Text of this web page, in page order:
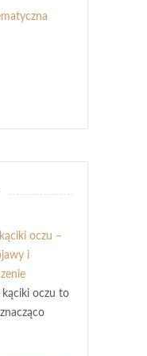
oczu –
i
kąciki oczu to